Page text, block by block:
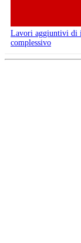
Lavori aggiuntivi di
complessivo